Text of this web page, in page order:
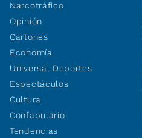
Narcotráfico
Opinión
Cartones
Economía
Universal Deportes
Espectáculos
Cultura
Confabulario
Tendencias